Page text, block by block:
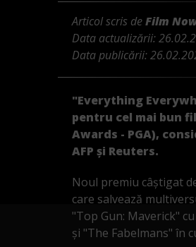
Articol scris deFilm
Data actualizării:
Data publicării:
"Everything
pentru cel mai bun
Awards - PGA),
AFP şi Reuters.
Noul premiu câştigat
care salvează
"Top Gun: Maverick"
şi "The Fabelmans" în